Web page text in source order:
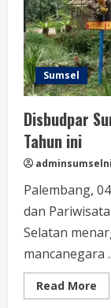
Sumsel
Disbudpar
Tahun ini
Palembang,
dan
Selatan
mancanegara
Read More